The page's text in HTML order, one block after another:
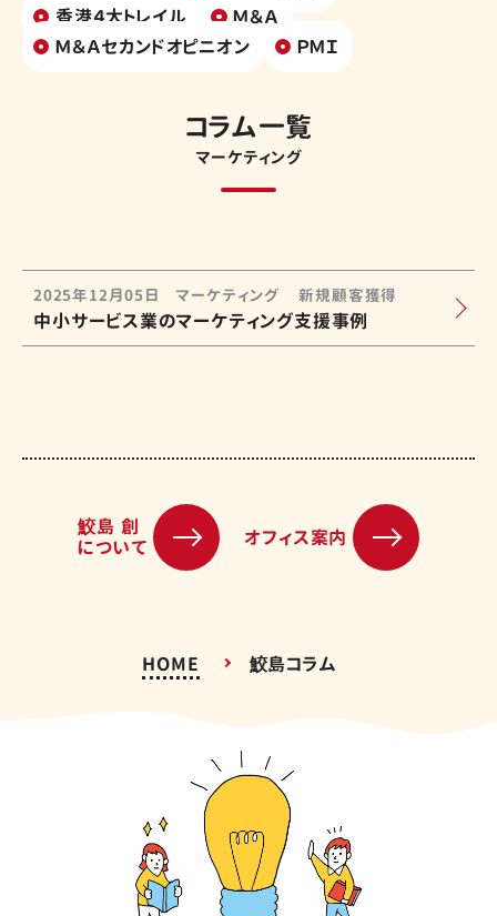
香港４大トレイル
Ｍ＆Ａ
Ｍ＆Ａセカンドオピニオン
ＰＭＩ
コラム一覧
マーケティング
2025年12月05日 マーケティング 新規顧客獲得
中小サービス業のマーケティング支援事例
鮫島 創
について
オフィス案内
HOME 鮫島コラム